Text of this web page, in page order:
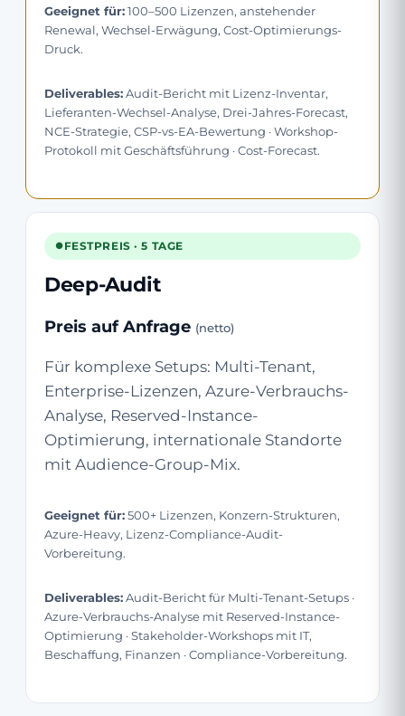
Geeignet für:100–500 Lizenzen, anstehender
Renewal, Wechsel-Erwägung, Cost-Optimierungs-
Druck.
Deliverables:Audit-Bericht mit Lizenz-Inventar,
Lieferanten-Wechsel-Analyse, Drei-Jahres-Forecast,
NCE-Strategie, CSP-vs-EA-Bewertung · Workshop-
Protokoll mit Geschäftsführung · Cost-Forecast.
FESTPREIS · 5 TAGE
Deep-Audit
Preis auf Anfrage (netto)
Für komplexe Setups: Multi-Tenant,
Enterprise-Lizenzen, Azure-Verbrauchs-
Analyse, Reserved-Instance-
Optimierung, internationale Standorte
mit Audience-Group-Mix.
Geeignet für:500+ Lizenzen, Konzern-Strukturen,
Azure-Heavy, Lizenz-Compliance-Audit-
Vorbereitung.
Deliverables:Audit-Bericht für Multi-Tenant-Setups ·
Azure-Verbrauchs-Analyse mit Reserved-Instance-
Optimierung · Stakeholder-Workshops mit IT,
Beschaffung, Finanzen · Compliance-Vorbereitung.